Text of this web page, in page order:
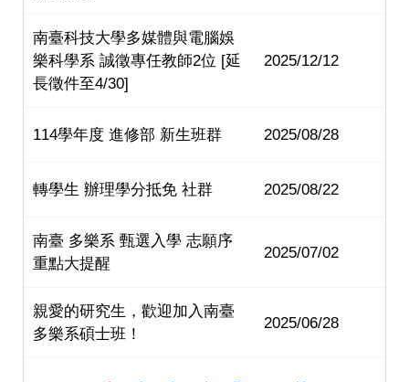
南臺科技大學多媒體與電腦娛
樂科學系 誠徵專任教師2位 [延
長徵件至4/30]
2025/12/12
114學年度 進修部 新生班群 2025/08/28
轉學生 辦理學分抵免 社群 2025/08/22
南臺 多樂系 甄選入學 志願序
重點大提醒
2025/07/02
親愛的研究生，歡迎加入南臺
多樂系碩士班！
2025/06/28